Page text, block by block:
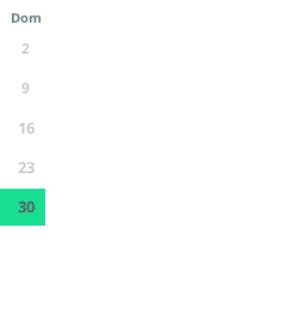
Dom
2
9
16
23
30